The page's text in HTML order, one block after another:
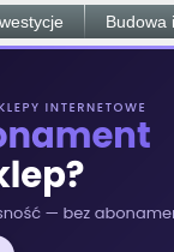
Budowa